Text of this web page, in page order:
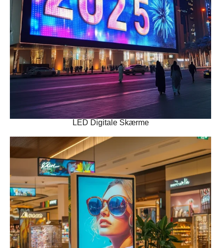
LED Digitale Skærme